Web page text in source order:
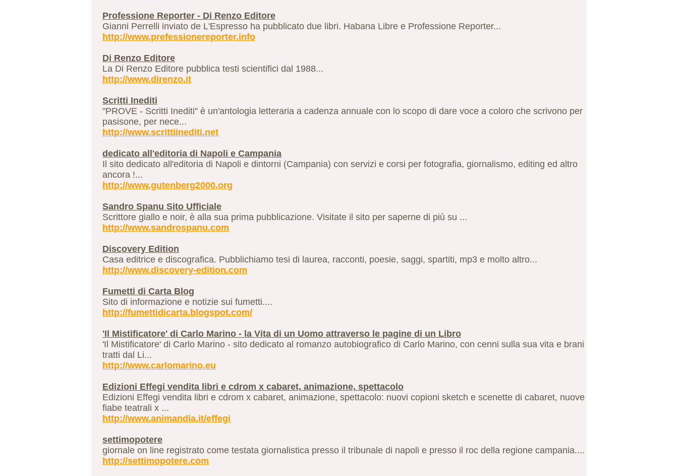
Professione Reporter - Di Renzo Editore
Gianni Perrelli inviato de L'Espresso ha pubblicato due libri. Habana Libre e Professione Reporter...
http://www.prefessionereporter.info
Di Renzo Editore
La Di Renzo Editore pubblica testi scientifici dal 1988...
http://www.direnzo.it
Scritti Inediti
"PROVE - Scritti Inediti" è un'antologia letteraria a cadenza annuale con lo scopo di dare voce a coloro che scrivono per
pasisone, per nece...
http://www.scrittiinediti.net
dedicato all'editoria di Napoli e Campania
Il sito dedicato all'editoria di Napoli e dintorni (Campania) con servizi e corsi per fotografia, giornalismo, editing ed altro
ancora !...
http://www.gutenberg2000.org
Sandro Spanu Sito Ufficiale
Scrittore giallo e noir, è alla sua prima pubblicazione. Visitate il sito per saperne di più su ...
http://www.sandrospanu.com
Discovery Edition
Casa editrice e discografica. Pubblichiamo tesi di laurea, racconti, poesie, saggi, spartiti, mp3 e molto altro...
http://www.discovery-edition.com
Fumetti di Carta Blog
Sito di informazione e notizie sui fumetti....
http://fumettidicarta.blogspot.com/
'Il Mistificatore' di Carlo Marino - la Vita di un Uomo attraverso le pagine di un Libro
'Il Mistificatore' di Carlo Marino - sito dedicato al romanzo autobiografico di Carlo Marino, con cenni sulla sua vita e brani
tratti dal Li...
http://www.carlomarino.eu
Edizioni Effegi vendita libri e cdrom x cabaret, animazione, spettacolo
Edizioni Effegi vendita libri e cdrom x cabaret, animazione, spettacolo: nuovi copioni sketch e scenette di cabaret, nuove
fiabe teatrali x ...
http://www.animandia.it/effegi
settimopotere
giornale on line registrato come testata giornalistica presso il tribunale di napoli e presso il roc della regione campania....
http://settimopotere.com